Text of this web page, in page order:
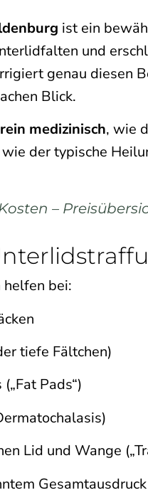
ist ein
und
genau diesen
Blick.
rein medizinisch, wie
der typische
–
bei:
tiefe Fältchen)
Pads“)
Lid und Wange
Gesamtausdruck